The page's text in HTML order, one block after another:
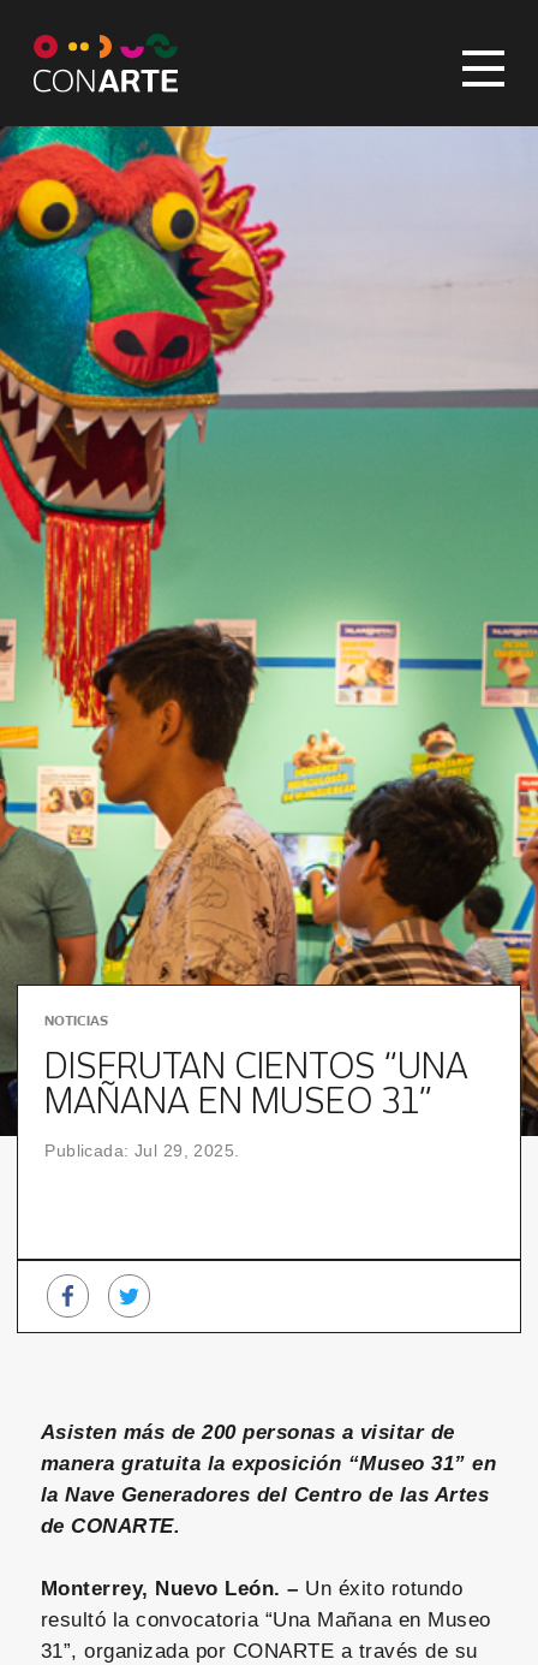
NOTICIAS
DISFRUTAN CIENTOS “UNA
MAÑANA EN MUSEO 31”
Publicada: Jul 29, 2025.
Asisten más de 200 personas a visitar de
manera gratuita la exposición “Museo 31” en
la Nave Generadores del Centro de las Artes
de CONARTE.
Monterrey, Nuevo León. – Un éxito rotundo
resultó la convocatoria “Una Mañana en Museo
31”, organizada por CONARTE a través de su